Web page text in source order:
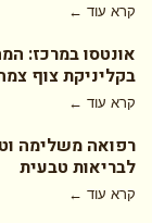
קרא עוד ←
אונטסו במרכז:
בקליניקת צוף
קרא עוד ←
רפואה משלימה
לבריאות טבעית
קרא עוד ←